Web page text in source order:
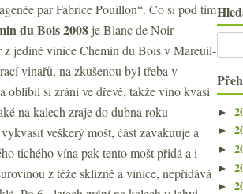
par Fabrice Pouillon“. Co si pod tím
du Bois 2008 je Blanc de Noir
jediné vinice Chemin du Bois v Mareuil-
vinařů, na zkušenou byl třeba v
oblíbil si zrání ve dřevě, takže víno kvasí
na kalech zraje do dubna roku
veškerý mošt, část zavakuuje a
tichého vína pak tento mošt přidá a i
z téže sklizně a vinice, nepřidává
►
►
►
►
►